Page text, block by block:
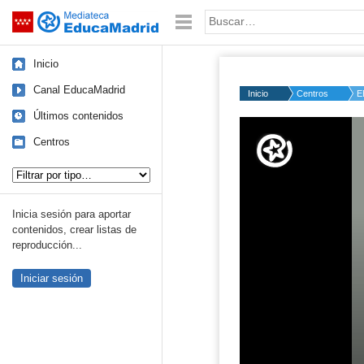
Saltar navegación Palabra o frase:
Inicio
Canal EducaMadrid
Últimos contenidos
Centros
Inicia sesión para aportar
contenidos, crear listas de
reproducción...
Iniciar sesión
Inicio Centros
50%